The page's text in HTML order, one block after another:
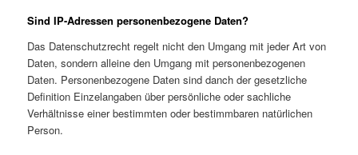
Sind IP-Adressen personenbezogene Daten?
Das Datenschutzrecht regelt nicht den Umgang mit jeder Art von
Daten, sondern alleine den Umgang mit personenbezogenen
Daten. Personenbezogene Daten sind danch der gesetzliche
Definition Einzelangaben über persönliche oder sachliche
Verhältnisse einer bestimmten oder bestimmbaren natürlichen
Person.